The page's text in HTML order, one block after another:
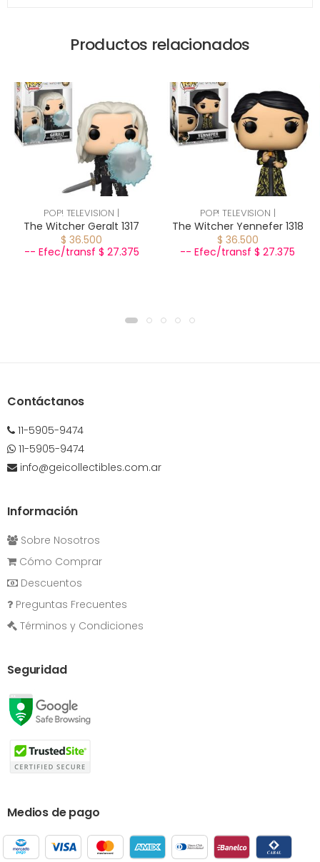
Productos relacionados
POP! TELEVISION |
The Witcher Geralt 1317
$ 36.500
-- Efec/transf $ 27.375
POP! TELEVISION |
The Witcher Yennefer 1318
$ 36.500
-- Efec/transf $ 27.375
Contáctanos
11-5905-9474
11-5905-9474
info@geicollectibles.com.ar
Información
Sobre Nosotros
Cómo Comprar
Descuentos
Preguntas Frecuentes
Términos y Condiciones
Seguridad
Medios de pago